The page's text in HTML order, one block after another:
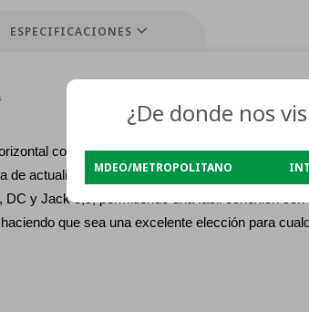
ESPECIFICACIONES
como vertical, disfrutarás de una
de actualización de 75 Hz y un tiempo de
y Jack 3,5, permitiendo una fácil conexión
que sea una excelente elección para
¿De donde nos
MDEO/METROPOLITANO